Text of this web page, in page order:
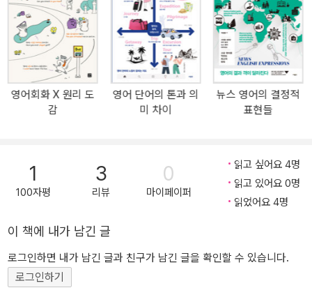
영문 기사와 지문에서 뽑은, 두루뭉술하지 않고 적확하게 사용할 수
있는 단어를 제시합니다. 같은 것을 읽고, 같은 내용을 영작해도 이해
도와 표현력이 다른 건 구사하는 단어의 수준 차이 영어 실력이 수준
급인 사람과 그렇지 않은 사람과의 차이는 단언컨대 단어입니다. 생
각보다 문법은 크게 영향을 끼치지 않습니다. embarrassed(당황한)
란 필수 단어를 배워서 머릿속에 저장했다고 해 봅시다. 외국인을 만
나 대화하거나 영어 작문을 해야 할 때, ‘당황한’이라는 한국어가 떠오
황이 다르고 뉘앙스가 다릅니다. 단어의 수준이 올라간다는 건 단어
를 많이 아는 것이 아니라, 단어들이 가진 좀 더 섬세하고 세밀한 뜻을
정확하게 아는 것을 뜻합니다. 즉, 상황에 더 어울리는 단어를 쓰는 사
람이 실력자이지요. 이런 실력자가 되는 데 필요한 단어를 <중급 영
차 단어 수록 원어민 엘리트들은 해당하는 상황에 들어맞는 어휘를
쓰기 위해 절치부심합니다. <중급 영어로 가는 결정적 단어들>은 원
영어회화 Ⅹ 원리 도
감
영어 단어의 톤과 의
미 차이
뉴스 영어의 결정적
표현들
1
100자평
3
리뷰
0
마이페이퍼
읽고 싶어요 4명
읽고 있어요 0명
읽었어요 4명
이 책에 내가 남긴 글
로그인하면 내가 남긴 글과 친구가 남긴 글을 확인할 수 있습니다.
로그인하기